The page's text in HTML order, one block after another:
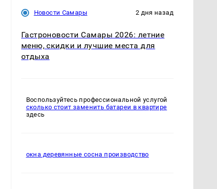
Новости Самары 2 дня назад
Гастроновости Самары 2026: летние
меню, скидки и лучшие места для
отдыха
Воспользуйтесь профессиональной услугой
сколько стоит заменить батареи в квартире
здесь
окна деревянные сосна производство